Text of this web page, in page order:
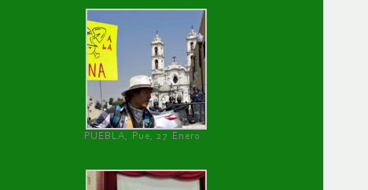
PUEBLA, Pue, 27 Enero